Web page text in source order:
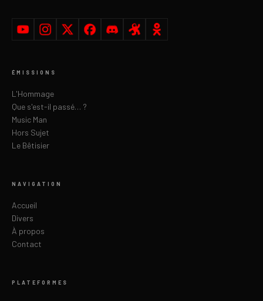
ÉMISSIONS
L'Hommage
Que s'est-il passé… ?
Music Man
Hors Sujet
Le Bêtisier
NAVIGATION
Accueil
Divers
À propos
Contact
PLATEFORMES